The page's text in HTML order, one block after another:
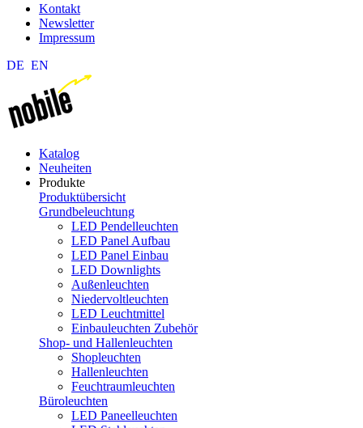
Kontakt
Newsletter
Impressum
DE EN
Katalog
Neuheiten
Produkte
Produktübersicht
Grundbeleuchtung
LED Pendelleuchten
LED Panel Aufbau
LED Panel Einbau
LED Downlights
Außenleuchten
Niedervoltleuchten
LED Leuchtmittel
Einbauleuchten Zubehör
Shop- und Hallenleuchten
Shopleuchten
Hallenleuchten
Feuchtraumleuchten
Büroleuchten
LED Paneelleuchten